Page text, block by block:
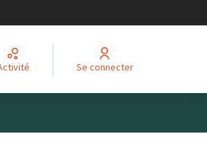
Activité Se connecter